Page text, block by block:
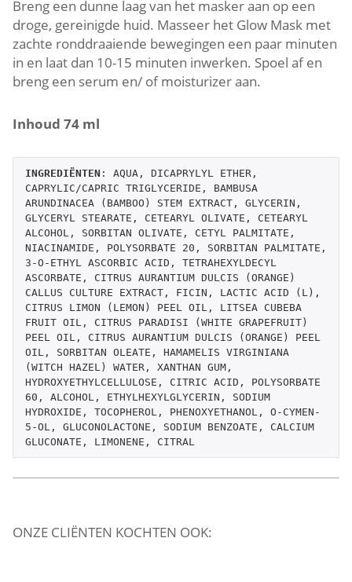
Breng een dunne laag van het masker aan op een
droge, gereinigde huid. Masseer het Glow Mask met
zachte ronddraaiende bewegingen een paar minuten
in en laat dan 10-15 minuten inwerken. Spoel af en
breng een serum en/ of moisturizer aan.
Inhoud 74 ml
INGREDIËNTEN : AQUA, DICAPRYLYL ETHER,
CAPRYLIC/CAPRIC TRIGLYCERIDE, BAMBUSA
ARUNDINACEA (BAMBOO) STEM EXTRACT, GLYCERIN,
GLYCERYL STEARATE, CETEARYL OLIVATE, CETEARYL
ALCOHOL, SORBITAN OLIVATE, CETYL PALMITATE,
NIACINAMIDE, POLYSORBATE 20, SORBITAN PALMITATE,
3-O-ETHYL ASCORBIC ACID, TETRAHEXYLDECYL
ASCORBATE, CITRUS AURANTIUM DULCIS (ORANGE)
CALLUS CULTURE EXTRACT, FICIN, LACTIC ACID (L),
CITRUS LIMON (LEMON) PEEL OIL, LITSEA CUBEBA
FRUIT OIL, CITRUS PARADISI (WHITE GRAPEFRUIT)
PEEL OIL, CITRUS AURANTIUM DULCIS (ORANGE) PEEL
OIL, SORBITAN OLEATE, HAMAMELIS VIRGINIANA
(WITCH HAZEL) WATER, XANTHAN GUM,
HYDROXYETHYLCELLULOSE, CITRIC ACID, POLYSORBATE
60, ALCOHOL, ETHYLHEXYLGLYCERIN, SODIUM
HYDROXIDE, TOCOPHEROL, PHENOXYETHANOL, O-CYMEN-
5-OL, GLUCONOLACTONE, SODIUM BENZOATE, CALCIUM
GLUCONATE, LIMONENE, CITRAL
ONZE CLIËNTEN KOCHTEN OOK: